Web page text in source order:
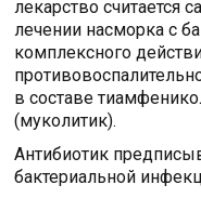
лекарство
лечении насморка с
комплексного
в составе
(муколитик).
Антибиотик
бактериальной